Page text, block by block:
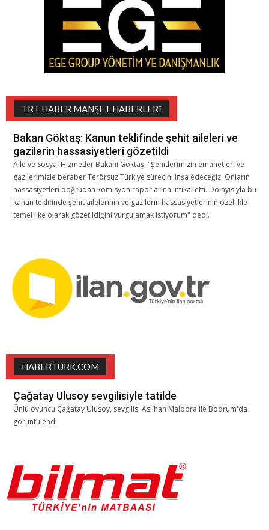
TRT HABER MANŞET HABERLERI
Bakan Göktaş: Kanun teklifinde şehit aileleri ve
gazilerin hassasiyetleri gözetildi
Aile ve Sosyal Hizmetler Bakanı Göktaş, "Şehitlerimizin emanetleri ve
gazilerimizle beraber Terörsüz Türkiye sürecini inşa edeceğiz. Onların
hassasiyetleri doğrudan komisyon raporlarına intikal etti. Dolayısıyla bu
kanun teklifinde şehit ailelerinin ve gazilerin hassasiyetlerinin özellikle
temel ilke olarak gözetildiğini vurgulamak istiyorum" dedi.
HABERTURK.COM
Çağatay Ulusoy sevgilisiyle tatilde
Ünlü oyuncu Çağatay Ulusoy, sevgilisi Aslıhan Malbora ile Bodrum'da
görüntülendi